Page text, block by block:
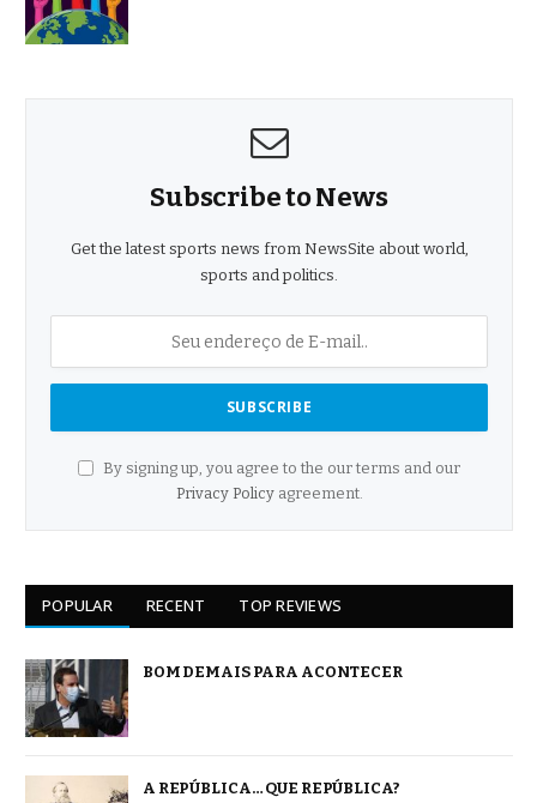
Subscribe to News
Get the latest sports news from NewsSite about world,
sports and politics.
By signing up, you agree to the our terms and our
Privacy Policyagreement.
POPULAR RECENT TOP REVIEWS
BOM DEMAIS PARA ACONTECER
A REPÚBLICA… QUE REPÚBLICA?